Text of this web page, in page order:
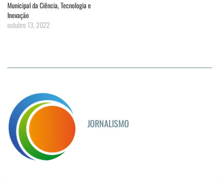
Municipal da Ciência, Tecnologia e
Inovação
outubro 13, 2022
JORNALISMO